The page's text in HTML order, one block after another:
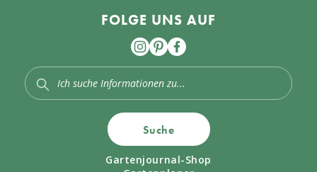
FOLGE UNS AUF
Suche
Gartenjournal-Shop